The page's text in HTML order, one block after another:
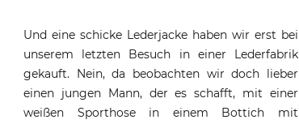
Und eine schicke Lederjacke haben wir erst bei
unserem letzten Besuch in einer Lederfabrik
gekauft. Nein, da beobachten wir doch lieber
einen jungen Mann, der es schafft, mit einer
weißen Sporthose in einem Bottich mit